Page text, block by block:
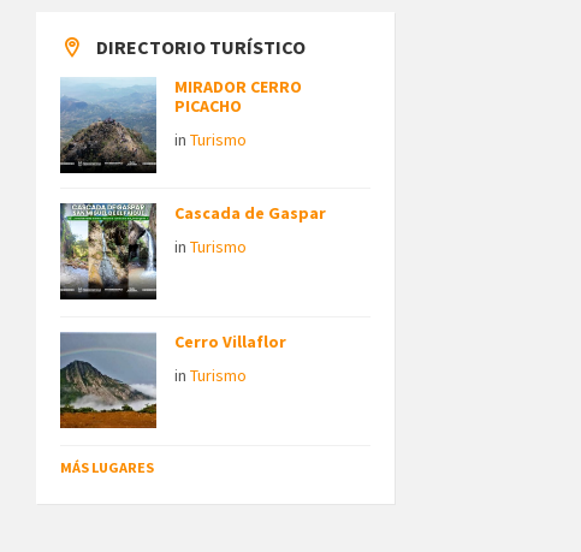
DIRECTORIO TURÍSTICO
MIRADOR CERRO
PICACHO
in Turismo
Cascada de Gaspar
in Turismo
Cerro Villaflor
in Turismo
MÁS LUGARES